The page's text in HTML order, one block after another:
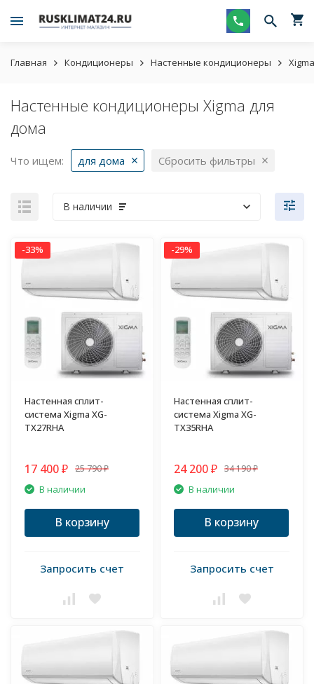
Главная Кондиционеры Настенные кондиционеры Xigma
Настенные кондиционеры Xigma для
дома
Что ищем: для дома Сбросить фильтры
В наличии
-33%
Настенная сплит-
система Xigma XG-
TX27RHA
17 400 ₽ 25 790 ₽
В наличии
В корзину
Запросить счет
-29%
Настенная сплит-
система Xigma XG-
TX35RHA
24 200 ₽ 34 190 ₽
В наличии
В корзину
Запросить счет